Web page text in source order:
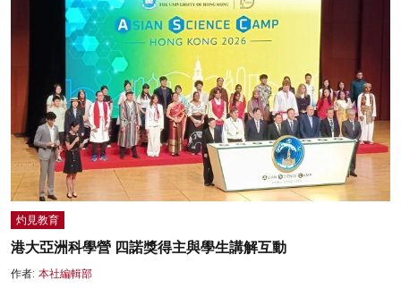
灼見教育
港大亞洲科學營 四諾獎得主與學生講解互動
作者: 本社編輯部